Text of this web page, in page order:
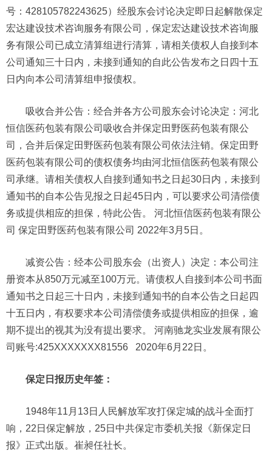
号：428105782243625）经股东会讨论决定即日起解散保定
宏达建设技术咨询服务有限公司，保定宏达建设技术咨询服
务有限公司已成立清算组进行清算，请相关债权人自接到本
公司通知三十日内，未接到通知的自此公告发布之日四十五
日内向本公司清算组申报债权。
吸收合并公告：经合并各方公司股东会讨论决定：河北
恒信医药包装有限公司吸收合并保定田野医药包装有限公
司，合并后保定田野医药包装有限公司依法注销。保定田野
医药包装有限公司的债权债务均由河北恒信医药包装有限公
司承继。请相关债权人自接到通知书之日起30日内，未接到
通知书的自本公告见报之日起45日内，可以要求公司清偿债
务或提供相应的担保，特此公告。 河北恒信医药包装有限公
司 保定田野医药包装有限公司 2022年3月5日。
减资公告：经本公司股东会（出资人）决定：本公司注
册资本从850万元减至100万元。请债权人自接到本公司书面
通知书之日起三十日内，未接到通知书的自本公告之日起四
十五日内，有权要求本公司清偿债务或提供相应的担保，逾
期不提出的视其为没有提出要求。 河南驰龙实业发展有限公
司账号:425XXXXXXX81556 2020年6月22日。
保定日报历史年签：
1948年11月13日人民解放军攻打保定城的战斗全面打
响，22日保定解放，25日中共保定市委机关报《新保定日
报》正式出版。崔昶任社长。